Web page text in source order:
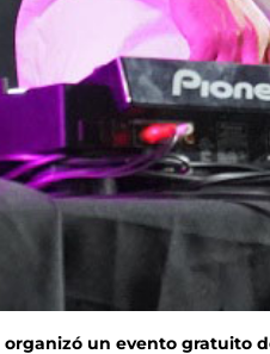
organizó un evento gratuito